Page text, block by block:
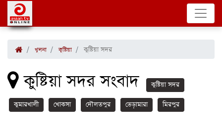
খুলনা কুষ্টিয়া কুষ্টিয়া সদর
কুষ্টিয়া সদর সংবাদ কুষ্টিয়া সদর
কুমারখালী খোকসা দৌলতপুর ভেড়ামারা মিরপুর